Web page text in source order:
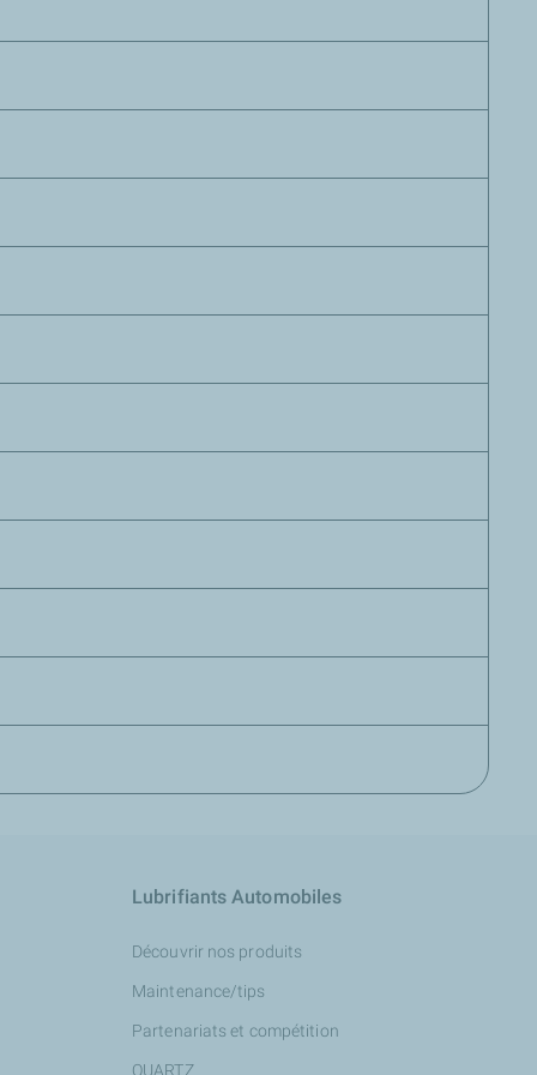
Lubrifiants Automobiles
Découvrir nos produits
Maintenance/tips
Partenariats et compétition
QUARTZ